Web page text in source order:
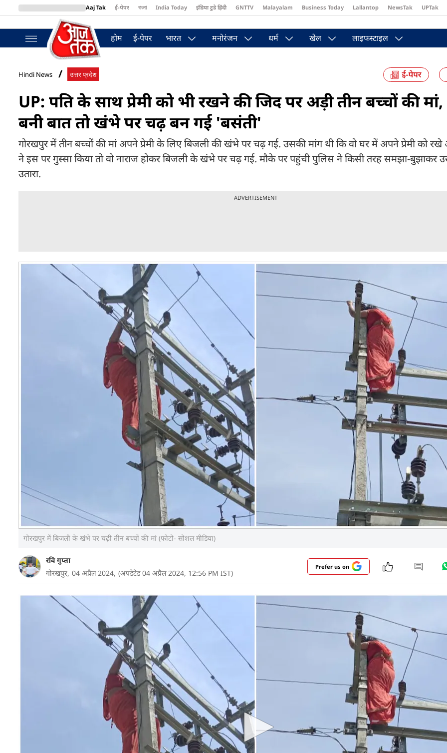
Aaj Tak ई-पेपर বাংলা India Today इंडिया टुडे हिंदी GNTTV Malayalam Business Today Lallantop NewsTak UPTak
BT Bazaar
होम ई-पेपर भारत मनोरंजन धर्म खेल लाइफस्टाइल
Hindi News उत्तर प्रदेश
UP: पति के साथ प्रेमी को भी रखने की जिद पर अड़ी तीन बच्चों की मां,
बनी बात तो खंभे पर चढ़ बन गई 'बसंती'
गोरखपुर में तीन बच्चों की मां अपने प्रेमी के लिए बिजली की खंभे पर चढ़ गई. उसकी मांग थी कि वो घर में अपने प्रेमी को
ने इस पर गुस्सा किया तो वो नाराज होकर बिजली के खंभे पर चढ़ गई. मौके पर पहुंची पुलिस ने किसी तरह समझा-बुझाकर
उतारा.
ADVERTISEMENT
गोरखपुर में बिजली के खंभे पर चढ़ी तीन बच्चों की मां (फोटो- सोशल मीडिया)
रवि गुप्ता
गोरखपुर, 04 अप्रैल 2024, (अपडेटेड 04 अप्रैल 2024, 12:56 PM IST)
Prefer us on
शोले फिल्म में बसंती के लिए वीरू पानी की टंकी पर चढ़ा था, लेकिन गोरखपुर में 'बसंती' अपने 'वीरू' के लिए बिजली के खंभे
यह 'बसंती' सिंगल नहीं बल्कि विवाहित महिला और तीन बच्चों की मां है. उसकी पति से मांग थी कि वो अपने प्रेमी को घर में
जिसे पति ने मानने से इनकार कर दिया था.
और पढ़ें
के पिपराइच थाना इलाके का है, जहां बुधवार को दोपहर करीब 12 बजे महिला घर से निकलकर बिजली
चढ़ गई. उसके बाद वहां हाई वोल्टेज ड्रामा शुरू हुआ. देखते ही देखते वहां लोगों का हुजूम लग गया. दरअसल तीन बच्चों की
शख्स से प्यार हो गया, जब पति ने इसका विरोध किया तो महिला नाराज होकर बिजली के पोल पर चढ़ गई. इसके बाद उसने
केवीए के हाईटेंशन तार को कसकर पकड़ लिया. गनीमत रही कि उस समय लाइट कटी हुई थी नहीं तो कोई बड़ा हादसा हो
इसकी सूचना पर पुलिस मौके पर पहुंच गई और किसी तरह महिला को समझा-बुझाकर नीचे उतारा गया.